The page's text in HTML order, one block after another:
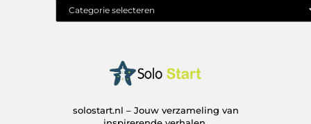
solostart.nl – Jouw verzameling van